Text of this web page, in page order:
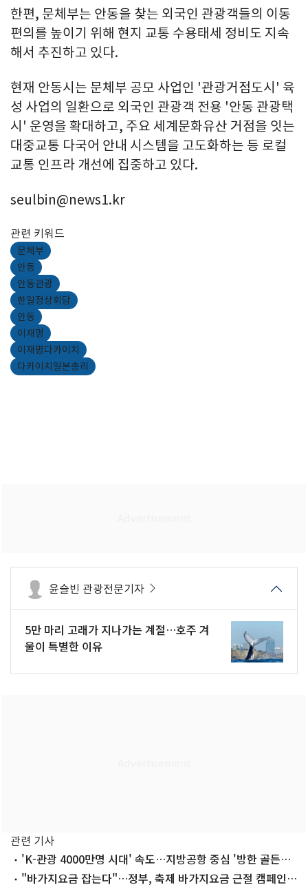
한편, 문체부는 안동을 찾는 외국인 관광객들의 이동
편의를 높이기 위해 현지 교통 수용태세 정비도 지속
해서 추진하고 있다.
현재 안동시는 문체부 공모 사업인 '관광거점도시' 육
성 사업의 일환으로 외국인 관광객 전용 '안동 관광택
시' 운영을 확대하고, 주요 세계문화유산 거점을 잇는
대중교통 다국어 안내 시스템을 고도화하는 등 로컬
교통 인프라 개선에 집중하고 있다.
seulbin@news1.kr
관련 키워드
문체부
안동
안동관광
한일정상회담
안동
이재명
이재명다카이치
다카이치일본총리
윤슬빈 관광전문기자
5만 마리 고래가 지나가는 계절…호주 겨
울이 특별한 이유
관련 기사
'K-관광 4000만명 시대' 속도…지방공항 중심 '방한 골든루
트' 구축
"바가지요금 잡는다"…정부, 축제 바가지요금 근절 캠페인